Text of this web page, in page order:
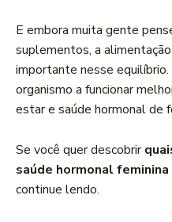
E embora muita gente
suplementos, a
importante nesse
organismo a funcionar
estar e saúde hormonal de
Se você quer descobrir
saúde hormonal
continue lendo.